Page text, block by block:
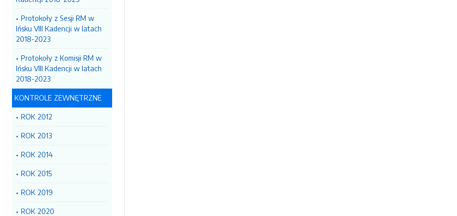
Protokoły z Sesji RM w
Ińsku VIII Kadencji w latach
2018-2023
Protokoły z Komisji RM w
Ińsku VIII Kadencji w latach
2018-2023
KONTROLE ZEWNĘTRZNE
ROK 2012
ROK 2013
ROK 2014
ROK 2015
ROK 2019
ROK 2020